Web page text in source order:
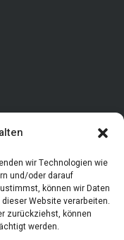
wir Technologien wie
und/oder darauf
können wir Daten
Website verarbeiten.
zurückziehst, können
werden.